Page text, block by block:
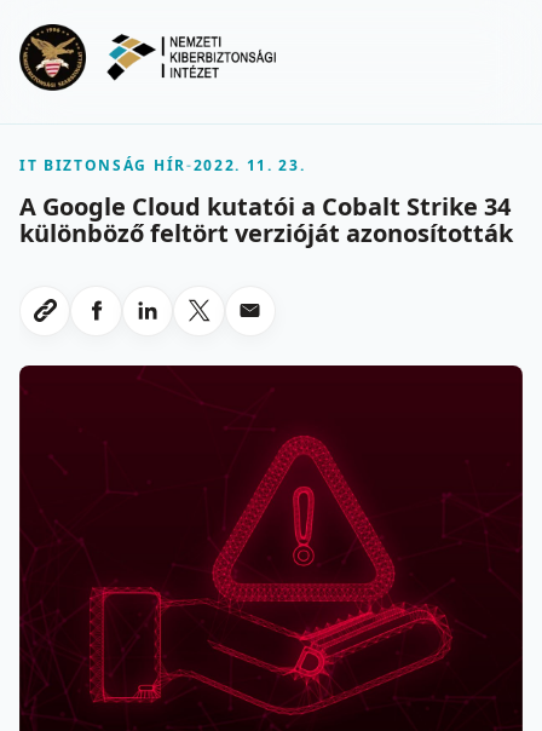
IT BIZTONSÁG HÍR-2022. 11. 23.
A Google Cloud kutatói a Cobalt Strike 34
különböző feltört verzióját azonosították
Link masolasa
Megosztas Facebookon
Megosztas LinkedInen
Megosztas X-en
Megosztas emailben